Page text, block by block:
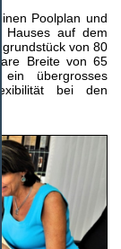
Poolplan und
Hauses auf dem
von 80
Breite von 65
übergrosses
bei den